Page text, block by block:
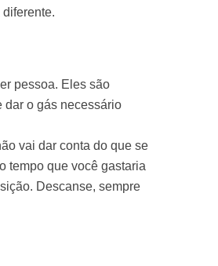
pessoa. Eles são
dar o gás necessário
vai dar conta do que se
tempo que você gastaria
Descanse, sempre